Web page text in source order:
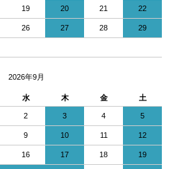
19 20 21 22
26 27 28 29
2026年9月
水 木 金 土
2 3 4 5
9 10 11 12
16 17 18 19